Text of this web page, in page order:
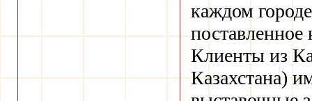
каждом
поставленное
Клиенты из
Казахстана)